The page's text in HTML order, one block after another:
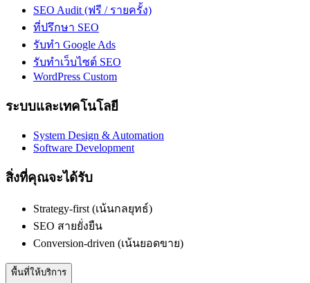
SEO Audit (ฟรี / รายครั้ง)
ที่ปรึกษา SEO
รับทำ Google Ads
รับทำเว็บไซต์ SEO
WordPress Custom
ระบบและเทคโนโลยี
System Design & Automation
Software Development
สิ่งที่คุณจะได้รับ
Strategy-first (เน้นกลยุทธ์)
SEO สายยั่งยืน
Conversion-driven (เน้นยอดขาย)
พื้นที่ให้บริการ